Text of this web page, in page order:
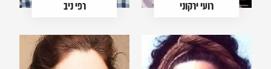
רועי ירקוני רפי ניב